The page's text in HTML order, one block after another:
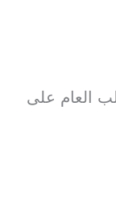
العام على